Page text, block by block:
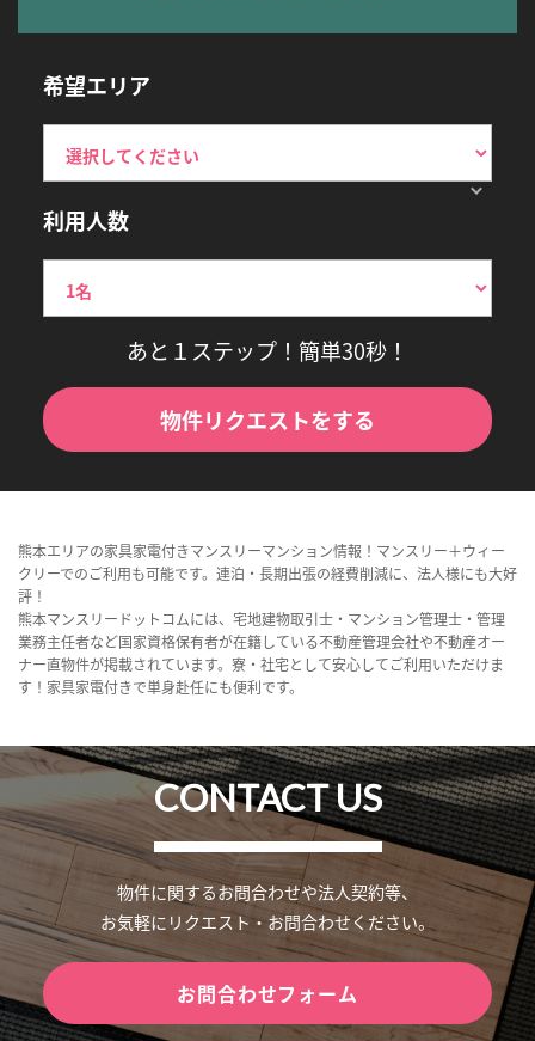
希望エリア
利用人数
あと１ステップ！簡単30秒！
物件リクエストをする
熊本エリアの家具家電付きマンスリーマンション情報！マンスリー＋ウィー
クリーでのご利用も可能です。連泊・長期出張の経費削減に、法人様にも大好
評！
熊本マンスリードットコムには、宅地建物取引士・マンション管理士・管理
業務主任者など国家資格保有者が在籍している不動産管理会社や不動産オー
ナー直物件が掲載されています。寮・社宅として安心してご利用いただけま
す！家具家電付きで単身赴任にも便利です。
CONTACT US
物件に関するお問合わせや法人契約等、
お気軽にリクエスト・お問合わせください。
お問合わせフォーム